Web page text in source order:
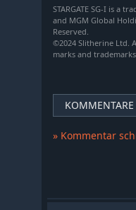
Freunde: A'ta,
Nahkampf bei
deinem Team
Modus
STARGATE SG-I is a
and MGM Global
Reserved.
©2024 Slitherine Ltd.
marks and
KOMMENTARE
» Kommentar